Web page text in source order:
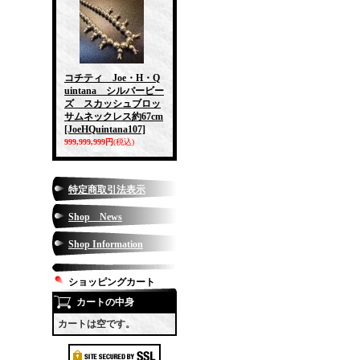
コチティ Joe・H・Q
uintana シルバービー
ズ スカッシュブロッ
サムネックレス約67cm
[JoeHQuintana107]
999,999,999円(税込)
特定商取引法表示
Shop News
Shop Information
ショッピングカート
カートの中身
カートは空です。